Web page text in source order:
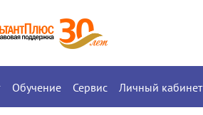
Обучение Сервис Личный кабинет